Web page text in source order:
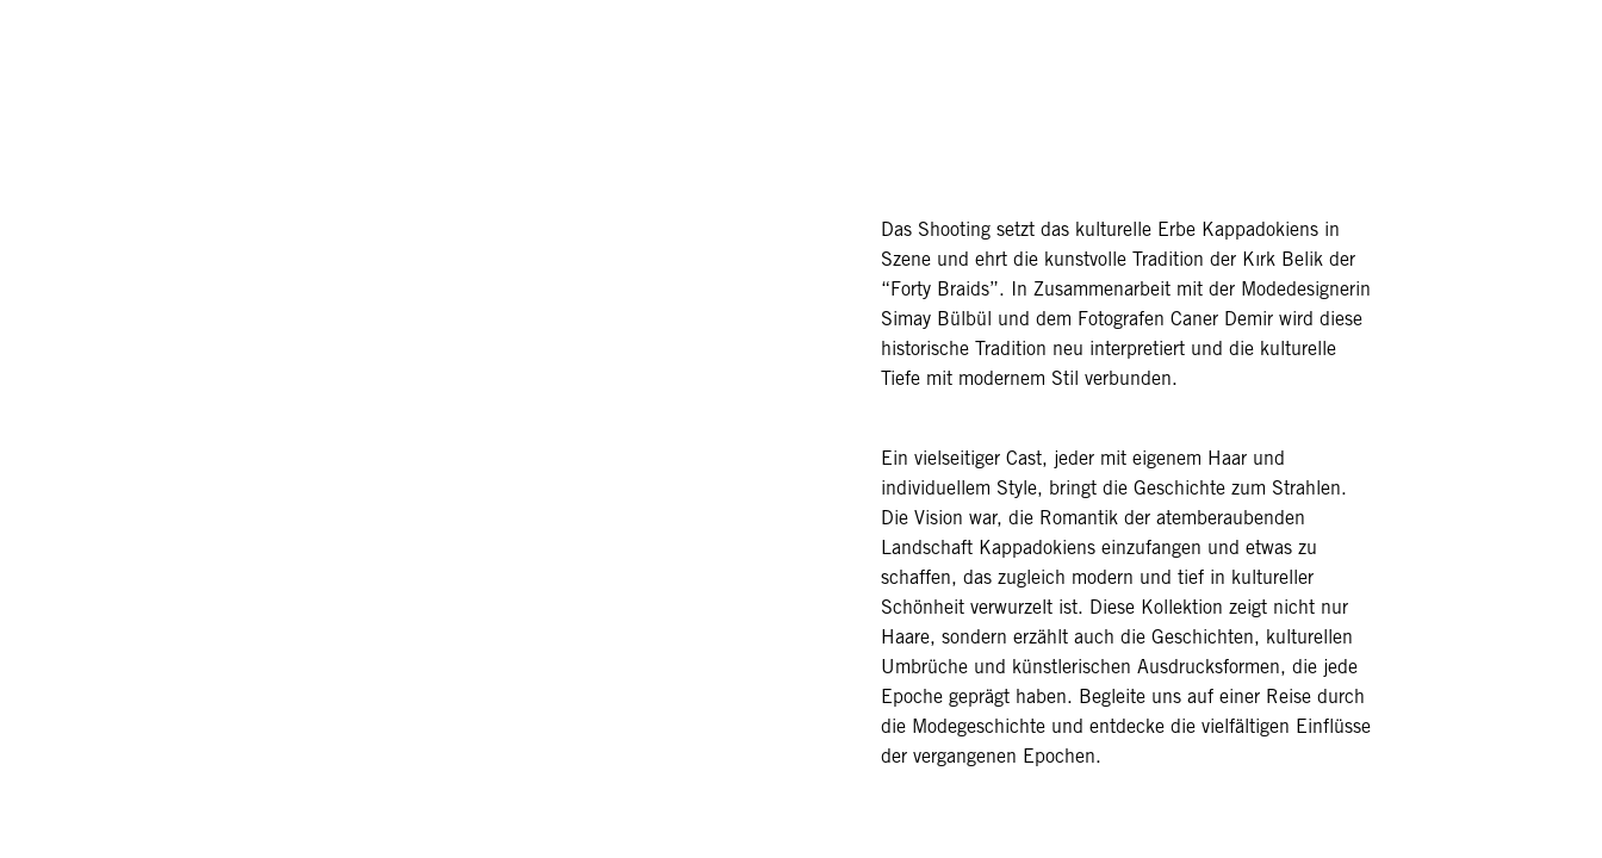
Das Shooting setzt das kulturelle Erbe Kappadokiens in
Szene und ehrt die kunstvolle Tradition der Kırk Belik der
“Forty Braids”. In Zusammenarbeit mit der Modedesignerin
Simay Bülbül und dem Fotografen Caner Demir wird diese
historische Tradition neu interpretiert und die kulturelle
Tiefe mit modernem Stil verbunden.
Ein vielseitiger Cast, jeder mit eigenem Haar und
individuellem Style, bringt die Geschichte zum Strahlen.
Die Vision war, die Romantik der atemberaubenden
Landschaft Kappadokiens einzufangen und etwas zu
schaffen, das zugleich modern und tief in kultureller
Schönheit verwurzelt ist. Diese Kollektion zeigt nicht nur
Haare, sondern erzählt auch die Geschichten, kulturellen
Umbrüche und künstlerischen Ausdrucksformen, die jede
Epoche geprägt haben. Begleite uns auf einer Reise durch
die Modegeschichte und entdecke die vielfältigen Einflüsse
der vergangenen Epochen.